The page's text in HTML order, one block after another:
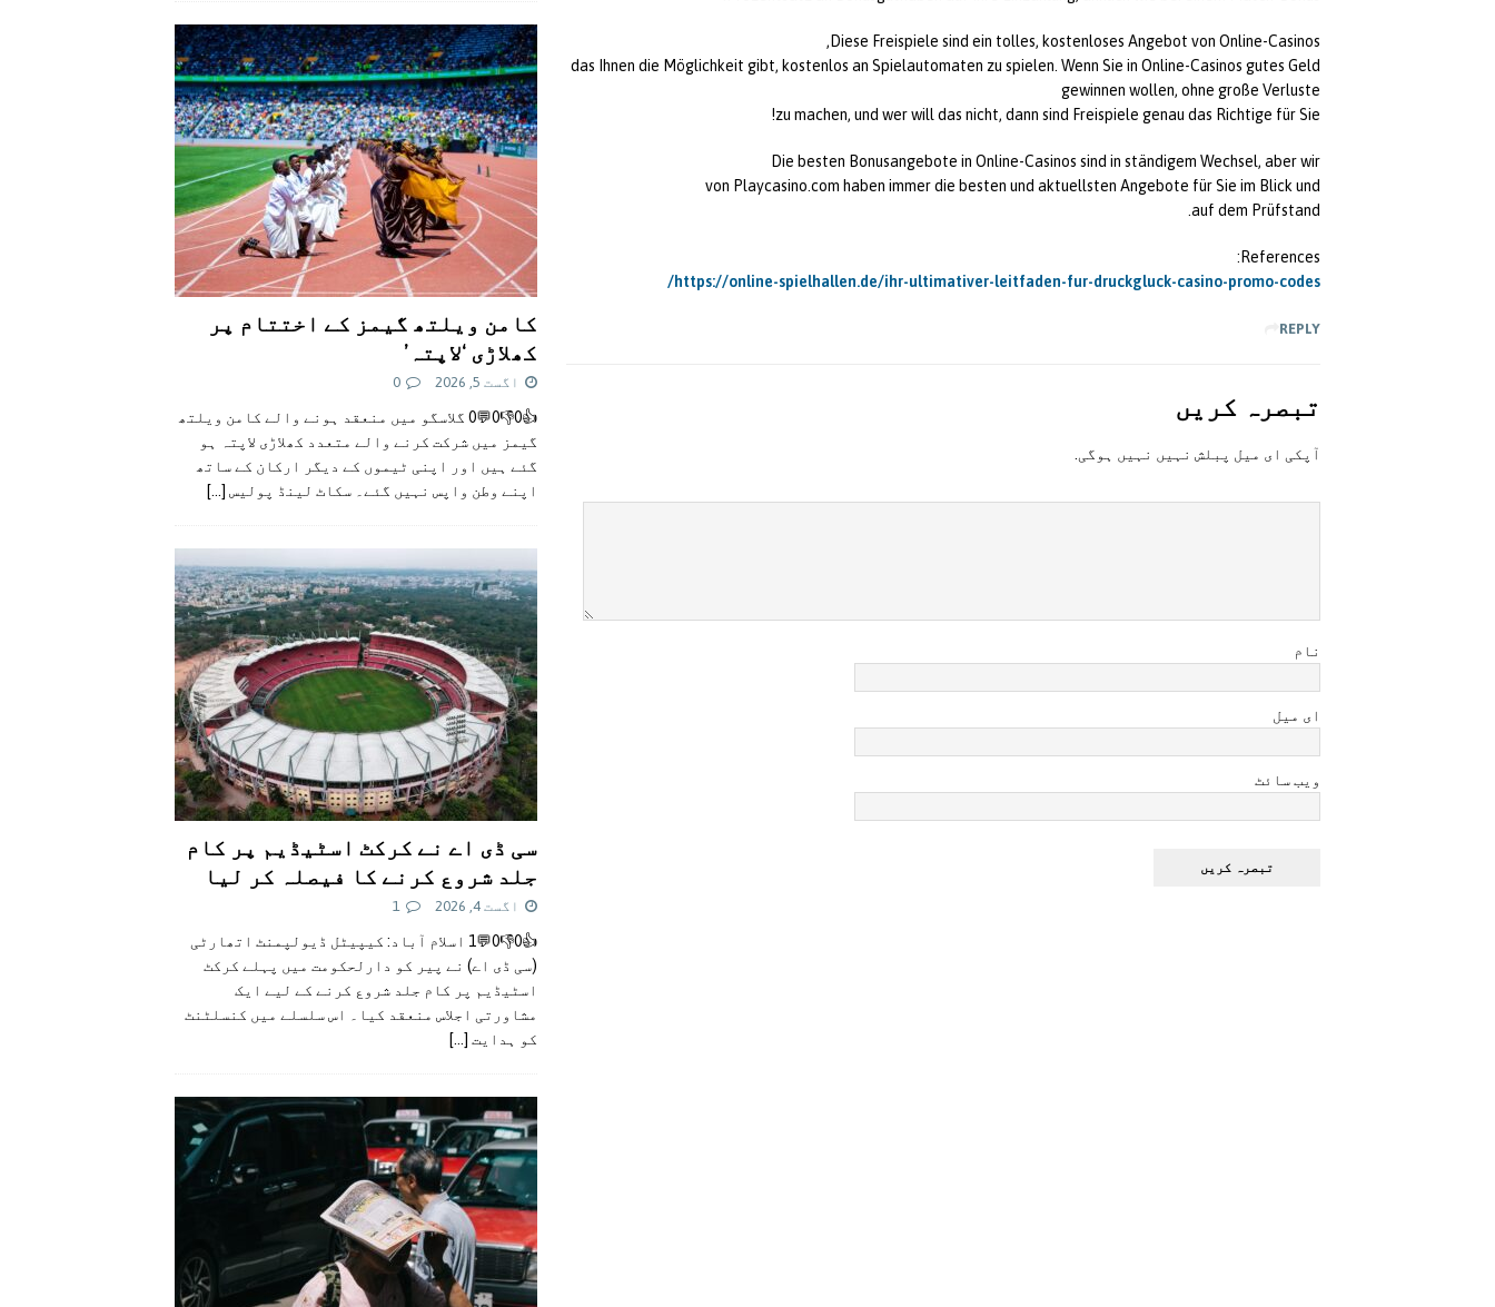
Diese Freispiele sind ein tolles, kostenloses Angebot von Online-Casinos,
das Ihnen die Möglichkeit gibt, kostenlos an Spielautomaten zu spielen. Wenn Sie in Online-Casinos gutes Geld
gewinnen wollen, ohne große Verluste
zu machen, und wer will das nicht, dann sind Freispiele genau das Richtige für Sie!
Die besten Bonusangebote in Online-Casinos sind in ständigem Wechsel, aber wir
von Playcasino.com haben immer die besten und aktuellsten Angebote für Sie im Blick und
auf dem Prüfstand.
References:
https://online-spielhallen.de/ihr-ultimativer-leitfaden-fur-druckgluck-casino-promo-codes/
REPLY
تبصرہ کريں
آپکی ای ميل پبلش نہيں نہيں ہوگی.
نام
ای میل
ویب سائٹ
کامن ویلتھ گیمز کے اختتام پر
کھلاڑی ‘لاپتہ’
اگست 5, 2026 0
👍0👎0💬0 گلاسگو میں منعقد ہونے والے کامن ویلتھ
گیمز میں شرکت کرنے والے متعدد کھلاڑی لاپتہ ہو
گئے ہیں اور اپنی ٹیموں کے دیگر ارکان کے ساتھ
اپنے وطن واپس نہیں گئے۔ سکاٹ لینڈ پولیس [...]
سی ڈی اے نے کرکٹ اسٹیڈیم پر کام
جلد شروع کرنے کا فیصلہ کر لیا
اگست 4, 2026 1
👍0👎0💬1 اسلام آباد: کیپیٹل ڈیولپمنٹ اتھارٹی
(سی ڈی اے) نے پیر کو دارلحکومت میں پہلے کرکٹ
اسٹیڈیم پر کام جلد شروع کرنے کے لیے ایک
مشاورتی اجلاس منعقد کیا۔ اس سلسلے میں کنسلٹنٹ
کو ہدایت [...]